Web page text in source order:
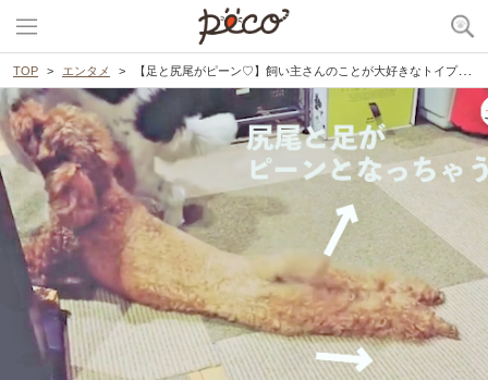
TOP エンタメ 【足と尻尾がピーン♡】飼い主さんのことが大好きなトイプーのおねだり方法が…可愛かった( *´艸｀)